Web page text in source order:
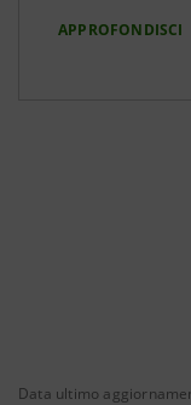
APPROFONDISCI
Data ultimo